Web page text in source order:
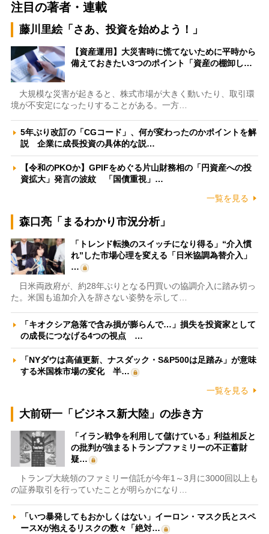
注目の著者・連載
藤川里絵「さあ、投資を始めよう！」
【資産運用】大災害時に慌てないために平時から
備えておきたい3つのポイント「資産の棚卸し…
大規模な災害が起きると、株式市場が大きく動いたり、取引環
境が不安定になったりすることがある。一方…
5年ぶり改訂の「CGコード」、何が変わったのかポイントを解
説 企業に成長投資の具体的な説…
【令和のPKOか】GPIFをめぐる片山財務相の「円資産への投
資拡大」発言の波紋 「国債重視」…
一覧を見る
森口亮「まるわかり市況分析」
「トレンド転換のスイッチになり得る」“介入慣
れ”した市場心理を変える「日米協調為替介入」
…
日米両政府が、約28年ぶりとなる円買いの協調介入に踏み切っ
た。米国も追加介入を辞さない姿勢を示して…
「キオクシア急落で含み損が膨らんで…」損失を投資家として
の成長につなげる4つの視点 …
「NYダウは高値更新、ナスダック・S&P500は足踏み」が意味
する米国株市場の変化 半…
一覧を見る
大前研一「ビジネス新大陸」の歩き方
「イラン戦争を利用して儲けている」利益相反と
の批判が強まるトランプファミリーの不正蓄財
疑…
トランプ大統領のファミリー信託が今年1～3月に3000回以上も
の証券取引を行っていたことが明らかになり…
「いつ暴発してもおかしくはない」イーロン・マスク氏とスペ
ースXが抱えるリスクの数々「絶対…